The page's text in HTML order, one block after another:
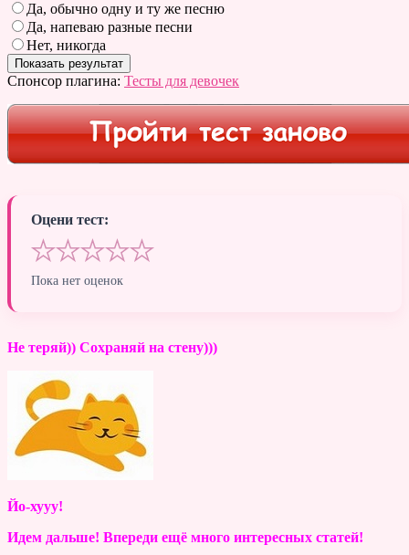
Да, обычно одну и ту же песню
Да, напеваю разные песни
Нет, никогда
Спонсор плагина: Тесты для девочек
Оцени тест:
★★★★★
Пока нет оценок
Не теряй)) Сохраняй на стену)))
Йо-хууу!
Идем дальше! Впереди ещё много интересных статей!